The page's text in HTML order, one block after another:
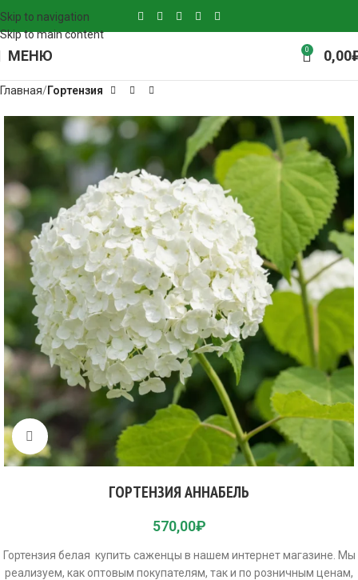
Skip to navigation
Skip to main content
МЕНЮ 0 0,00
Главная Гортензия
Click to enlarge
ГОРТЕНЗИЯ АННАБЕЛЬ
570,00₽
Гортензия белая купить саженцы в нашем интернет магазине. Мы
реализуем, как оптовым покупателям, так и по розничным ценам,